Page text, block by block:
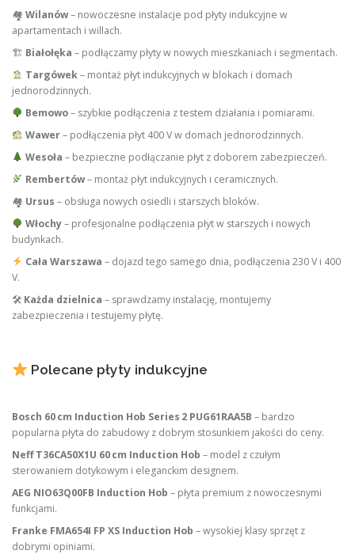
🏘 Wilanów– nowoczesne instalacje pod płyty indukcyjne w
apartamentach i willach.
🏗 Białołęka – podłączamy płyty w nowych mieszkaniach i segmentach.
Targówek– montaż płyt indukcyjnych w blokach i domach
jednorodzinnych.
Bemowo– szybkie podłączenia z testem działania i pomiarami.
Wawer– podłączenia płyt 400 V w domach jednorodzinnych.
Wesoła – bezpieczne podłączanie płyt z doborem zabezpieczeń.
Rembertów– montaż płyt indukcyjnych i ceramicznych.
🏘 Ursus – obsługa nowych osiedli i starszych bloków.
Włochy– profesjonalne podłączenia płyt w starszych i nowych
budynkach.
Cała Warszawa – dojazd tego samego dnia, podłączenia 230 V i 400
V.
🛠 Każda dzielnica – sprawdzamy instalację, montujemy
zabezpieczenia i testujemy płytę.
Polecane płyty indukcyjne
Bosch 60 cm Induction Hob Series 2 PUG61RAA5B – bardzo
popularna płyta do zabudowy z dobrym stosunkiem jakości do ceny.
Neff T36CA50X1U 60 cm Induction Hob – model z czułym
sterowaniem dotykowym i eleganckim designem.
AEG NIO63Q00FB Induction Hob – płyta premium z nowoczesnymi
funkcjami.
Franke FMA654I FP XS Induction Hob – wysokiej klasy sprzęt z
dobrymi opiniami.